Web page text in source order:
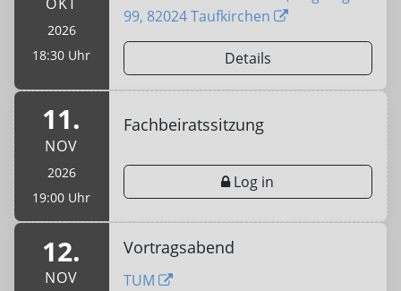
2026
18:30 Uhr
99, 82024 Taufkirchen
Details
11.
NOV
2026
19:00 Uhr
Fachbeiratssitzung
Log in
12.
NOV
Vortragsabend
TUM